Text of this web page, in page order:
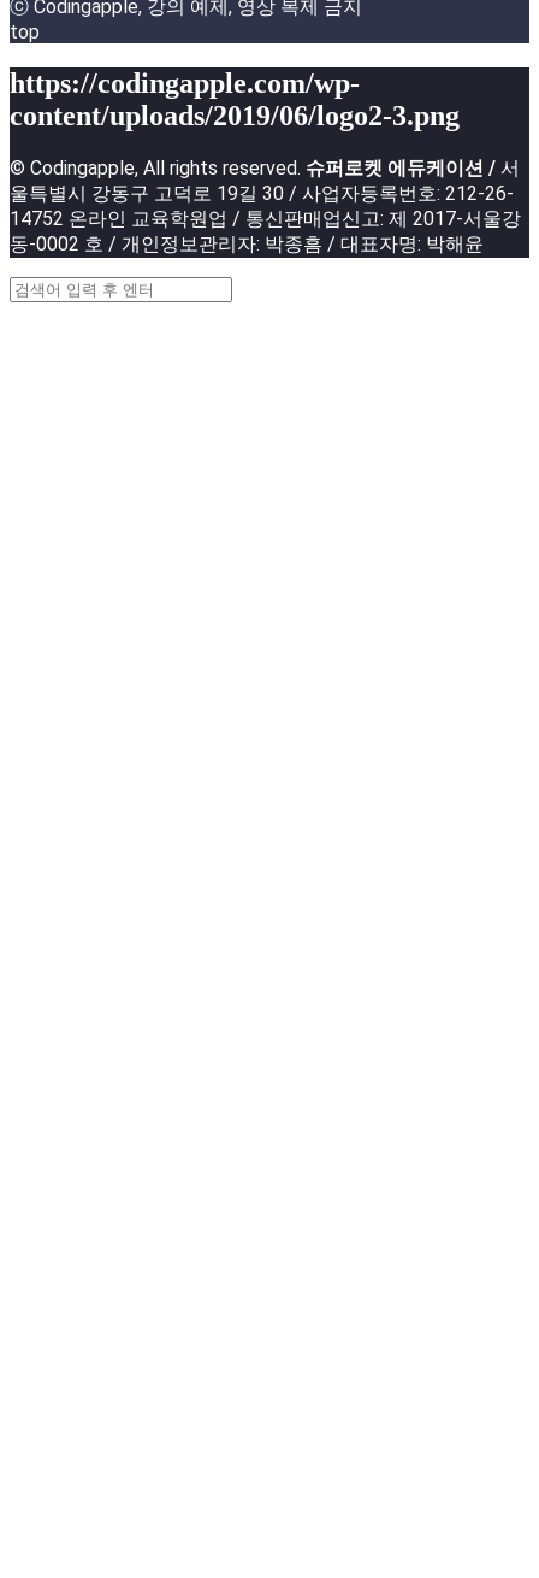
ⓒ Codingapple, 강의 예제, 영상 복제 금지
top
https://codingapple.com/wp-
content/uploads/2019/06/logo2-3.png
© Codingapple, All rights reserved. 슈퍼로켓 에듀케이션 / 서
울특별시 강동구 고덕로 19길 30 / 사업자등록번호: 212-26-
14752 온라인 교육학원업 / 통신판매업신고: 제 2017-서울강
동-0002 호 / 개인정보관리자: 박종흠 / 대표자명: 박해윤